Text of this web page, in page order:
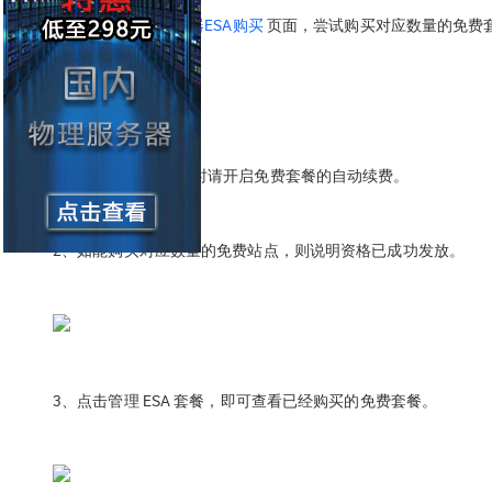
1、打开便宜云服务器ESA购买页面，尝试购买对应数量的免费
购买免费套餐时请开启免费套餐的自动续费。
2、如能购买对应数量的免费站点，则说明资格已成功发放。
3、点击管理 ESA 套餐，即可查看已经购买的免费套餐。